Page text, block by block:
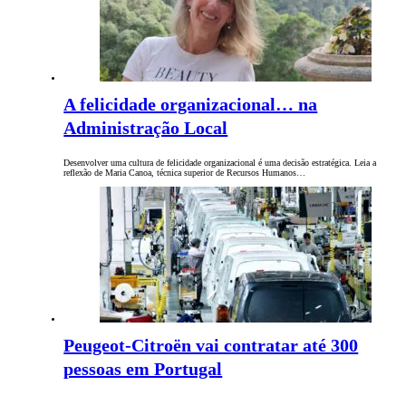
A felicidade organizacional… na
Administração Local
Desenvolver uma cultura de felicidade organizacional é uma decisão estratégica. Leia a
reflexão de Maria Canoa, técnica superior de Recursos Humanos…
Peugeot-Citroën vai contratar até 300
pessoas em Portugal